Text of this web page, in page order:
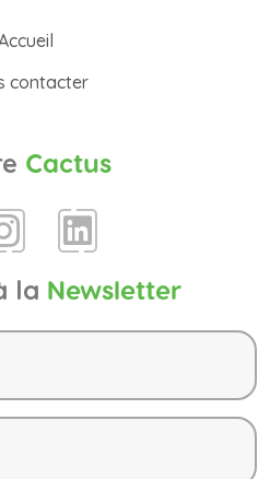
contacter
Cactus
la Newsletter